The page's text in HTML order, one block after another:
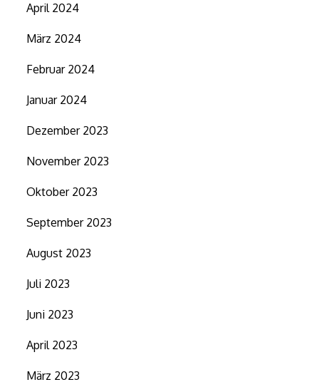
April 2024
März 2024
Februar 2024
Januar 2024
Dezember 2023
November 2023
Oktober 2023
September 2023
August 2023
Juli 2023
Juni 2023
April 2023
März 2023